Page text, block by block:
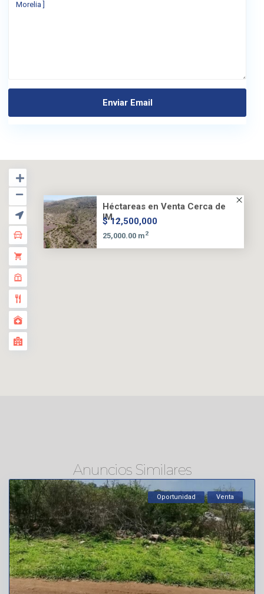
Héctareas en Venta Cerca de
IM...
$ 12,500,000
25,000.00 m2
Anuncios Similares
Oportunidad Venta